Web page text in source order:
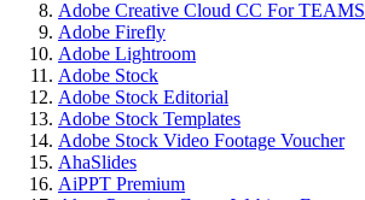
Adobe Creative Cloud CC For TEAMS
Adobe Firefly
Adobe Lightroom
Adobe Stock
Adobe Stock Editorial
Adobe Stock Templates
Adobe Stock Video Footage Voucher
AhaSlides
AiPPT Premium